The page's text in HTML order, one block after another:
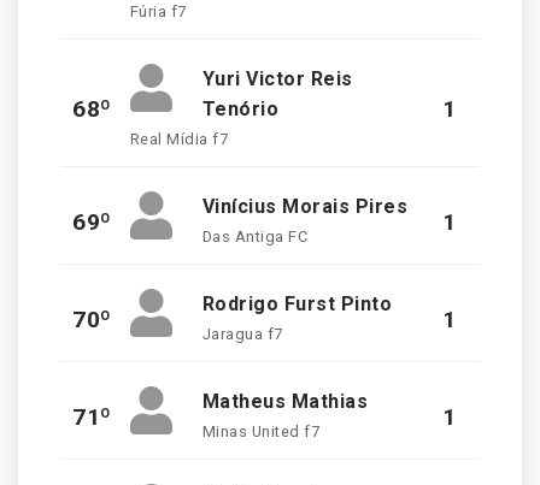
Fúria f7
68º
Yuri Victor Reis
Tenório
Real Mídia f7
1
69º
Vinícius Morais Pires
Das Antiga FC
1
70º
Rodrigo Furst Pinto
Jaragua f7
1
71º
Matheus Mathias
Minas United f7
1